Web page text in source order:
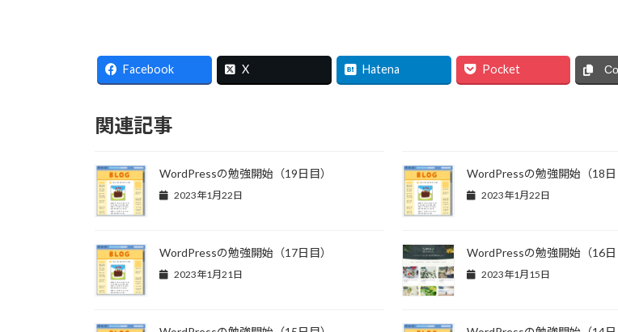
Facebook X Hatena Pocket
関連記事
WordPressの勉強開始（19日目）
2023年1月22日
WordPressの勉強開始（18日
2023年1月22日
WordPressの勉強開始（17日目）
2023年1月21日
WordPressの勉強開始（16日
2023年1月15日